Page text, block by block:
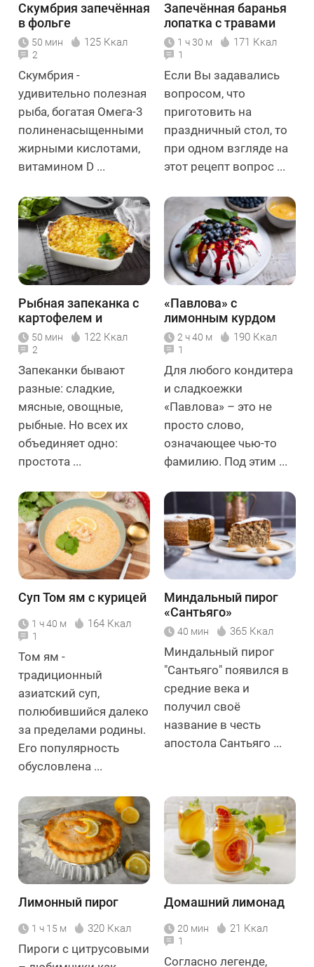
Скумбрия запечённая
в фольге
50 мин 125 Ккал
2
Скумбрия -
удивительно полезная
рыба, богатая Омега-3
полиненасыщенными
жирными кислотами,
витамином D ...
Запечённая баранья
лопатка с травами
1 ч 30 м 171 Ккал
1
Если Вы задавались
вопросом, что
приготовить на
праздничный стол, то
при одном взгляде на
этот рецепт вопрос ...
Рыбная запеканка с
картофелем и
шпинатом
50 мин 122 Ккал
2
Запеканки бывают
разные: сладкие,
мясные, овощные,
рыбные. Но всех их
объединяет одно:
простота ...
«Павлова» с
лимонным курдом
2 ч 40 м 190 Ккал
1
Для любого кондитера
и сладкоежки
«Павлова» – это не
просто слово,
означающее чью-то
фамилию. Под этим ...
Суп Том ям с курицей
1 ч 40 м 164 Ккал
1
Том ям -
традиционный
азиатский суп,
полюбившийся далеко
за пределами родины.
Его популярность
обусловлена ...
Миндальный пирог
«Сантьяго»
40 мин 365 Ккал
Миндальный пирог
"Сантьяго" появился в
средние века и
получил своё
название в честь
апостола Сантьяго ...
Лимонный пирог
1 ч 15 м 320 Ккал
Пироги с цитрусовыми
Домашний лимонад
20 мин 21 Ккал
1
Согласно легенде,